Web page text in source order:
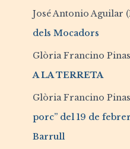
José Antonio Aguilar
dels Mocadors
Glòria Francino
A LA TERRETA
Glòria Francino
porc” del 19 de
Barrull